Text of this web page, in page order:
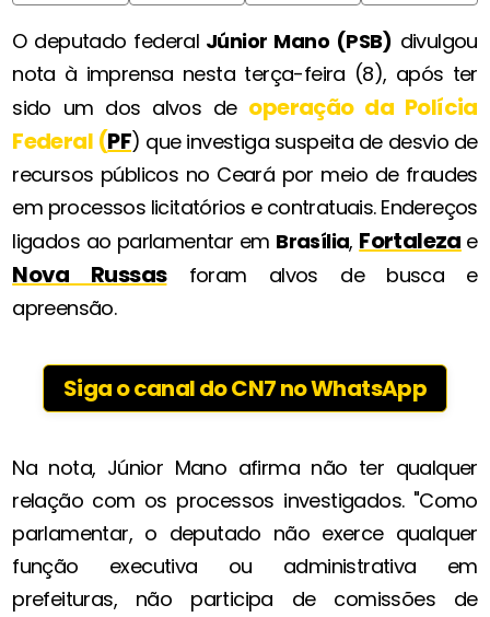
O deputado federal Júnior Mano (PSB) divulgou
nota à imprensa nesta terça-feira (8), após ter
sido um dos alvos de operação da Polícia
Federal (PF) que investiga suspeita de desvio de
recursos públicos no Ceará por meio de fraudes
em processos licitatórios e contratuais. Endereços
ligados ao parlamentar em Brasília, Fortaleza e
Nova Russasforam alvos de busca e
apreensão.
Siga o canal do CN7 no WhatsApp
Na nota, Júnior Mano afirma não ter qualquer
relação com os processos investigados. "Como
parlamentar, o deputado não exerce qualquer
função executiva ou administrativa em
prefeituras, não participa de comissões de